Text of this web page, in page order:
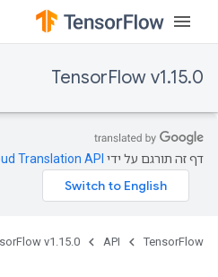
TensorFlow v1.15.0
דף זה תורגם על ידי Translation API
TensorFlow
API
v1.15.0